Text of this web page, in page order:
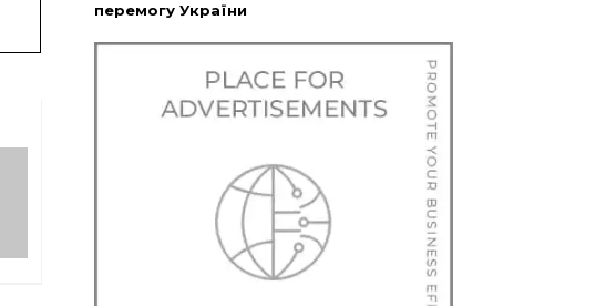
перемогу України